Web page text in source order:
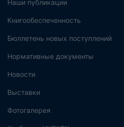
Наши публикации
Книгообеспеченность
Бюллетень новых поступлений
Нормативные документы
Новости
Выставки
Фотогалерея